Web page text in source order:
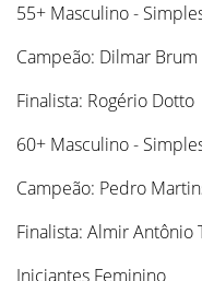
55+ Masculino -
Campeão: Dilmar Brum
Finalista: Rogério Dotto
60+ Masculino -
Campeão: Pedro
Finalista: Almir Antônio
Iniciantes Feminino